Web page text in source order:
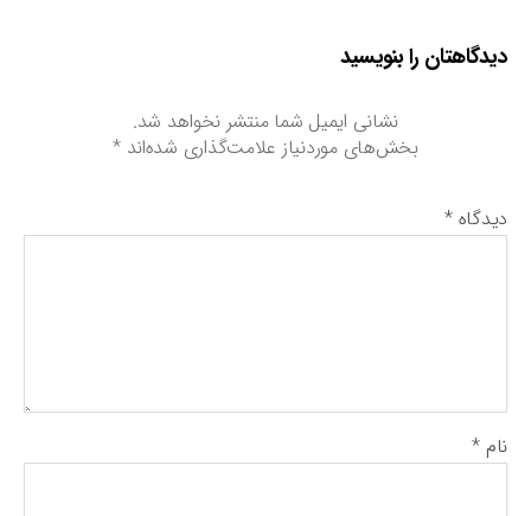
دیدگاهتان را بنویسید
نشانی ایمیل شما منتشر نخواهد شد.
بخش‌های موردنیاز علامت‌گذاری شده‌اند*
دیدگاه*
نام *